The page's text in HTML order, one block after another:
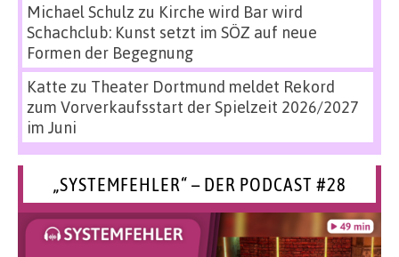
Michael Schulz zu Kirche wird Bar wird
Schachclub: Kunst setzt im SÖZ auf neue
Formen der Begegnung
Katte zu Theater Dortmund meldet Rekord
zum Vorverkaufsstart der Spielzeit 2026/2027
im Juni
„SYSTEMFEHLER“ – DER PODCAST #28